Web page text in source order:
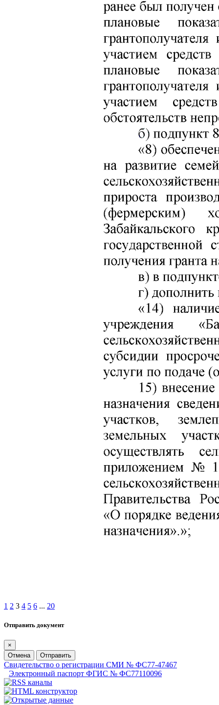
1 2 3 4 5 6 ... 20
Отправить документ
×
Отмена
Отправить
Свидетельство о регистрации СМИ № ФС77-47467
Электронный паспорт ФГИС № ФС77110096